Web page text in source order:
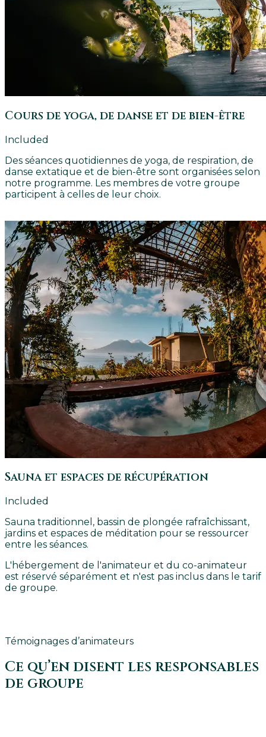
Cours de yoga, de danse et de bien-être
Included
Des séances quotidiennes de yoga, de respiration, de
danse extatique et de bien-être sont organisées selon
notre programme. Les membres de votre groupe
participent à celles de leur choix.
Sauna et espaces de récupération
Included
Sauna traditionnel, bassin de plongée rafraîchissant,
jardins et espaces de méditation pour se ressourcer
entre les séances.
L'hébergement de l'animateur et du co-animateur
est réservé séparément et n'est pas inclus dans le tarif
de groupe.
Témoignages d’animateurs
Ce qu’en disent les responsables
de groupe